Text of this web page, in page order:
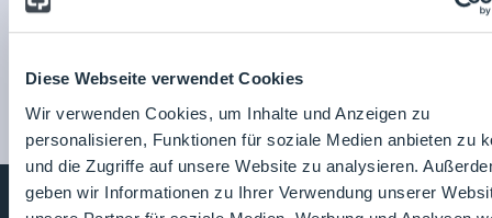
Diese Webseite verwendet Cookies
Wir verwenden Cookies, um Inhalte und Anzeigen zu
personalisieren, Funktionen für soziale Medien anbieten zu
und die Zugriffe auf unsere Website zu analysieren.
geben wir Informationen zu Ihrer Verwendung unserer
Zurück zur Übersicht